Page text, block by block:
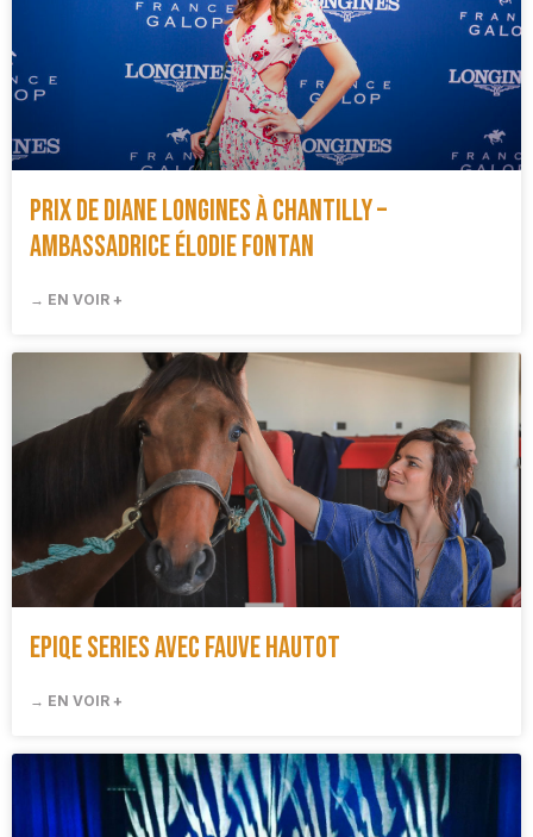
Prix de Diane Longines à Chantilly –
Ambassadrice Élodie Fontan
→ EN VOIR +
EpiqE Series avec Fauve Hautot
→ EN VOIR +